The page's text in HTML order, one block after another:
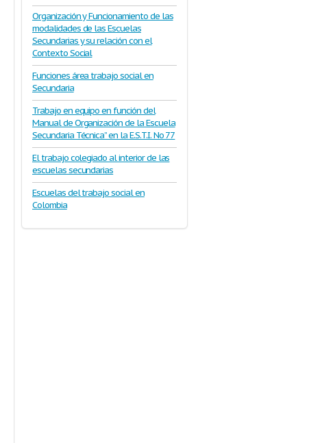
Organización y Funcionamiento de las
modalidades de las Escuelas
Secundarias y su relación con el
Contexto Social
Funciones área trabajo social en
Secundaria
Trabajo en equipo en función del
Manual de Organización de la Escuela
Secundaria Técnica” en la E.S.T.I. No 77
El trabajo colegiado al interior de las
escuelas secundarias
Escuelas del trabajo social en
Colombia